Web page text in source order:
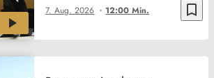
bookmark_border
7. Aug. 2026 12:00 Min.